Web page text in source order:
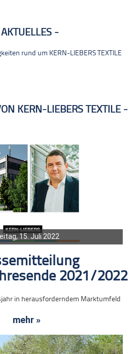
AKTUELLES
rund um KERN-LIEBERS TEXTILE
KERN-LIEBERS TEXTILE
15. Juli 2022
2021/2022
in herausforderndem Marktumfeld
mehr »